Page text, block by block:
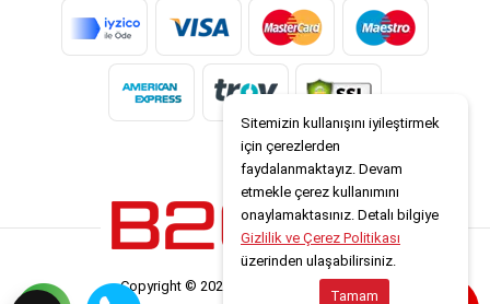
Sitemizin kullanışını iyileştirmek
için çerezlerden
faydalanmaktayız. Devam
etmekle çerez kullanımını
onaylamaktasınız. Detalı bilgiye
Gizlilik ve Çerez Politikası
üzerinden ulaşabilirsiniz.
Tamam
Copyright © 2026 www.b2carlease.com